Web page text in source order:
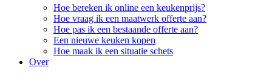
Hoe bereken ik online een keukenprijs?
Hoe vraag ik een maatwerk offerte aan?
Hoe pas ik een bestaande offerte aan?
Een nieuwe keuken kopen
Hoe maak ik een situatie schets
Over